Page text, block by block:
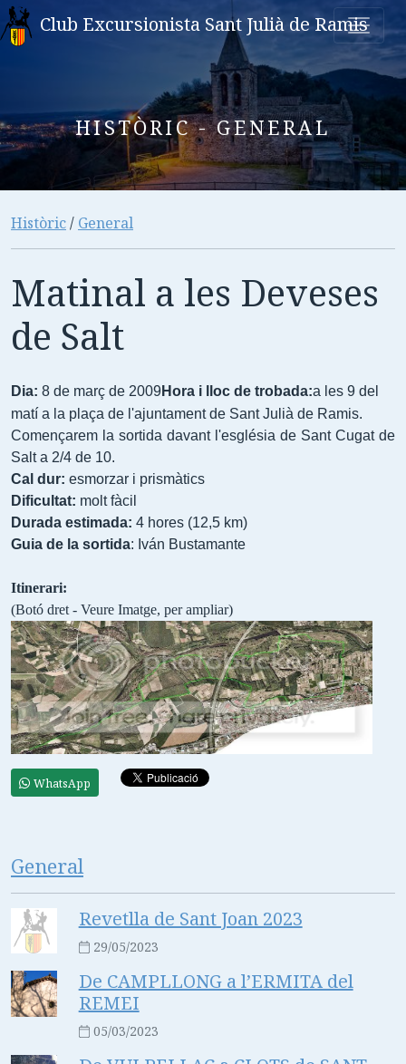
Club Excursionista Sant Julià de Ramis
HISTÒRIC - GENERAL
Històric/ General
Matinal a les Deveses
de Salt
Dia: 8 de març de 2009Hora i lloc de trobada:a les 9 del
matí a la plaça de l'ajuntament de Sant Julià de Ramis.
Començarem la sortida davant l'església de Sant Cugat de
Salt a 2/4 de 10.
Cal dur: esmorzar i prismàtics
Dificultat: molt fàcil
Durada estimada: 4 hores (12,5 km)
Guia de la sortida: Iván Bustamante
Itinerari:
(Botó dret - Veure Imatge, per ampliar)
WhatsApp
General
Revetlla de Sant Joan 2023
29/05/2023
De CAMPLLONG a l’ERMITA del
REMEI
05/03/2023